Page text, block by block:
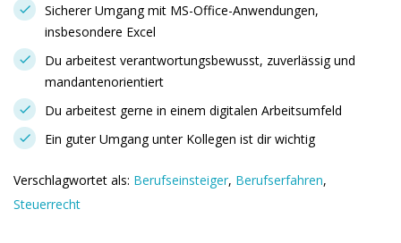
Sicherer Umgang mit MS-Office-Anwendungen,
insbesondere Excel
Du arbeitest verantwortungsbewusst, zuverlässig und
mandantenorientiert
Du arbeitest gerne in einem digitalen Arbeitsumfeld
Ein guter Umgang unter Kollegen ist dir wichtig
Verschlagwortet als: Berufseinsteiger, Berufserfahren,
Steuerrecht